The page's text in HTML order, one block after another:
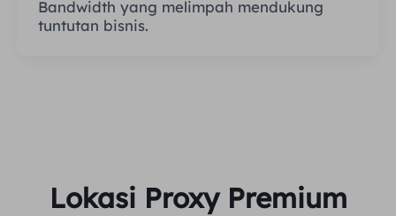
Bandwidth yang melimpah mendukung
tuntutan bisnis.
Lokasi Proxy Premium